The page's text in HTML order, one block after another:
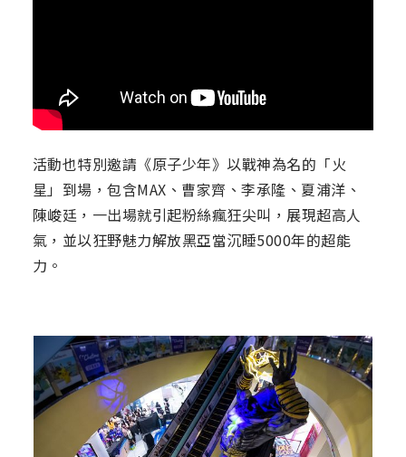
活動也特別邀請《原子少年》以戰神為名的「火
星」到場，包含MAX、曹家齊、李承隆、夏浦洋、
陳峻廷，一出場就引起粉絲瘋狂尖叫，展現超高人
氣，並以狂野魅力解放黑亞當沉睡5000年的超能
力。